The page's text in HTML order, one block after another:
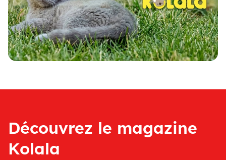
Découvrez le magazine
Kolala